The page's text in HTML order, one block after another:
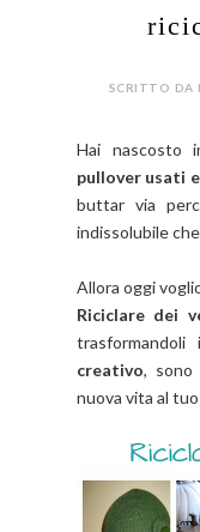
SCRITTO DA
Hai nascosto
pullover usati
buttar via
indissolubile
Allora oggi
Riciclare dei
creativo, sono
nuova vita al tuo